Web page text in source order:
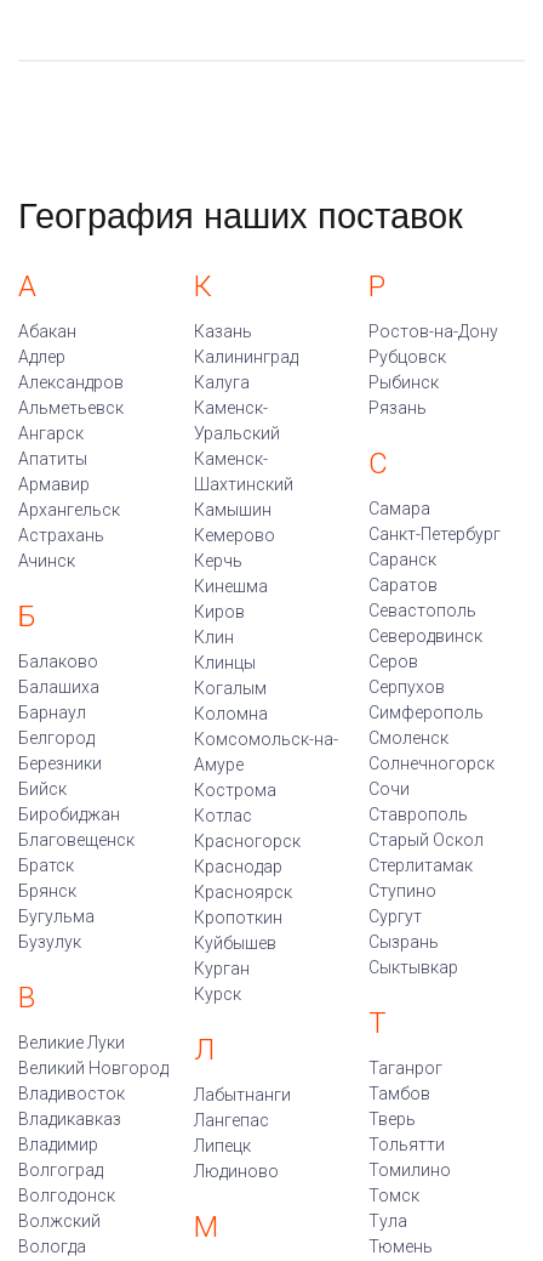
География наших поставок
А
Абакан
Адлер
Александров
Альметьевск
Ангарск
Апатиты
Армавир
Архангельск
Астрахань
Ачинск
Б
Балаково
Балашиха
Барнаул
Белгород
Березники
Бийск
Биробиджан
Благовещенск
Братск
Брянск
Бугульма
Бузулук
В
Великие Луки
Великий Новгород
Владивосток
Владикавказ
Владимир
Волгоград
Волгодонск
Волжский
Вологда
К
Казань
Калининград
Калуга
Каменск-
Уральский
Каменск-
Шахтинский
Камышин
Кемерово
Керчь
Кинешма
Киров
Клин
Клинцы
Когалым
Коломна
Комсомольск-на-
Амуре
Кострома
Котлас
Красногорск
Краснодар
Красноярск
Кропоткин
Куйбышев
Курган
Курск
Л
Лабытнанги
Лангепас
Липецк
Людиново
М
Р
Ростов-на-Дону
Рубцовск
Рыбинск
Рязань
С
Самара
Санкт-Петербург
Саранск
Саратов
Севастополь
Северодвинск
Серов
Серпухов
Симферополь
Смоленск
Солнечногорск
Сочи
Ставрополь
Старый Оскол
Стерлитамак
Ступино
Сургут
Сызрань
Сыктывкар
Т
Таганрог
Тамбов
Тверь
Тольятти
Томилино
Томск
Тула
Тюмень